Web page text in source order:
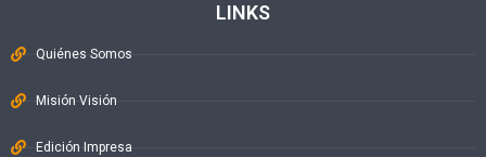
LINKS
Quiénes Somos
Misión Visión
Edición Impresa